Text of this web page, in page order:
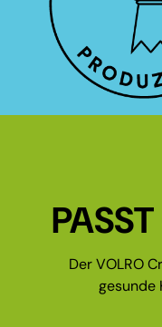
Der VOLRO
gesunde